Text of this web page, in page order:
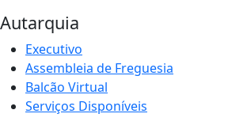
Autarquia
Executivo
Assembleia de Freguesia
Balcão Virtual
Serviços Disponíveis